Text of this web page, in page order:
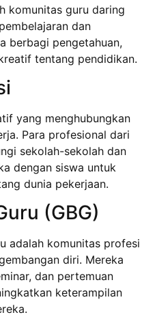
komunitas guru daring
dan
berbagi pengetahuan,
tentang pendidikan.
yang menghubungkan
Para profesional dari
sekolah-sekolah dan
dengan siswa untuk
dunia pekerjaan.
(GBG)
adalah komunitas profesi
diri. Mereka
dan pertemuan
keterampilan